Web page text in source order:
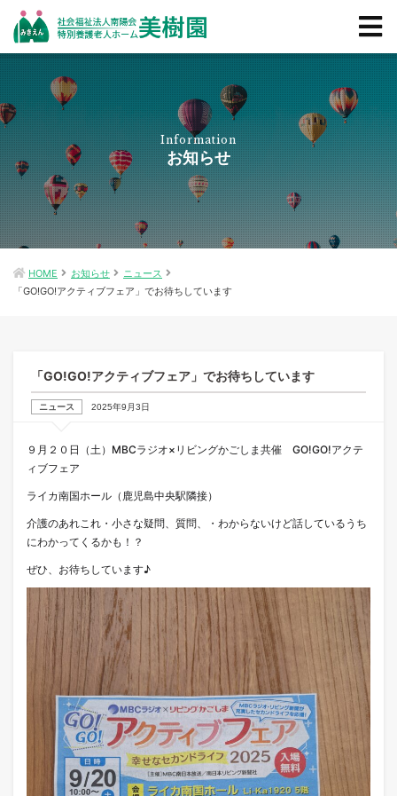
Information
お知らせ
HOME お知らせ
ニュース
「GO!GO!アクティブフェア」でお待ちしています
「GO!GO!アクティブフェア」でお待ちしています
ニュース 2025年9月3日
９月２０日（土）MBCラジオ×リビングかごしま共催 GO!GO!アクテ
ィブフェア
ライカ南国ホール（鹿児島中央駅隣接）
介護のあれこれ・小さな疑問、質問、・わからないけど話しているうち
にわかってくるかも！？
ぜひ、お待ちしています♪